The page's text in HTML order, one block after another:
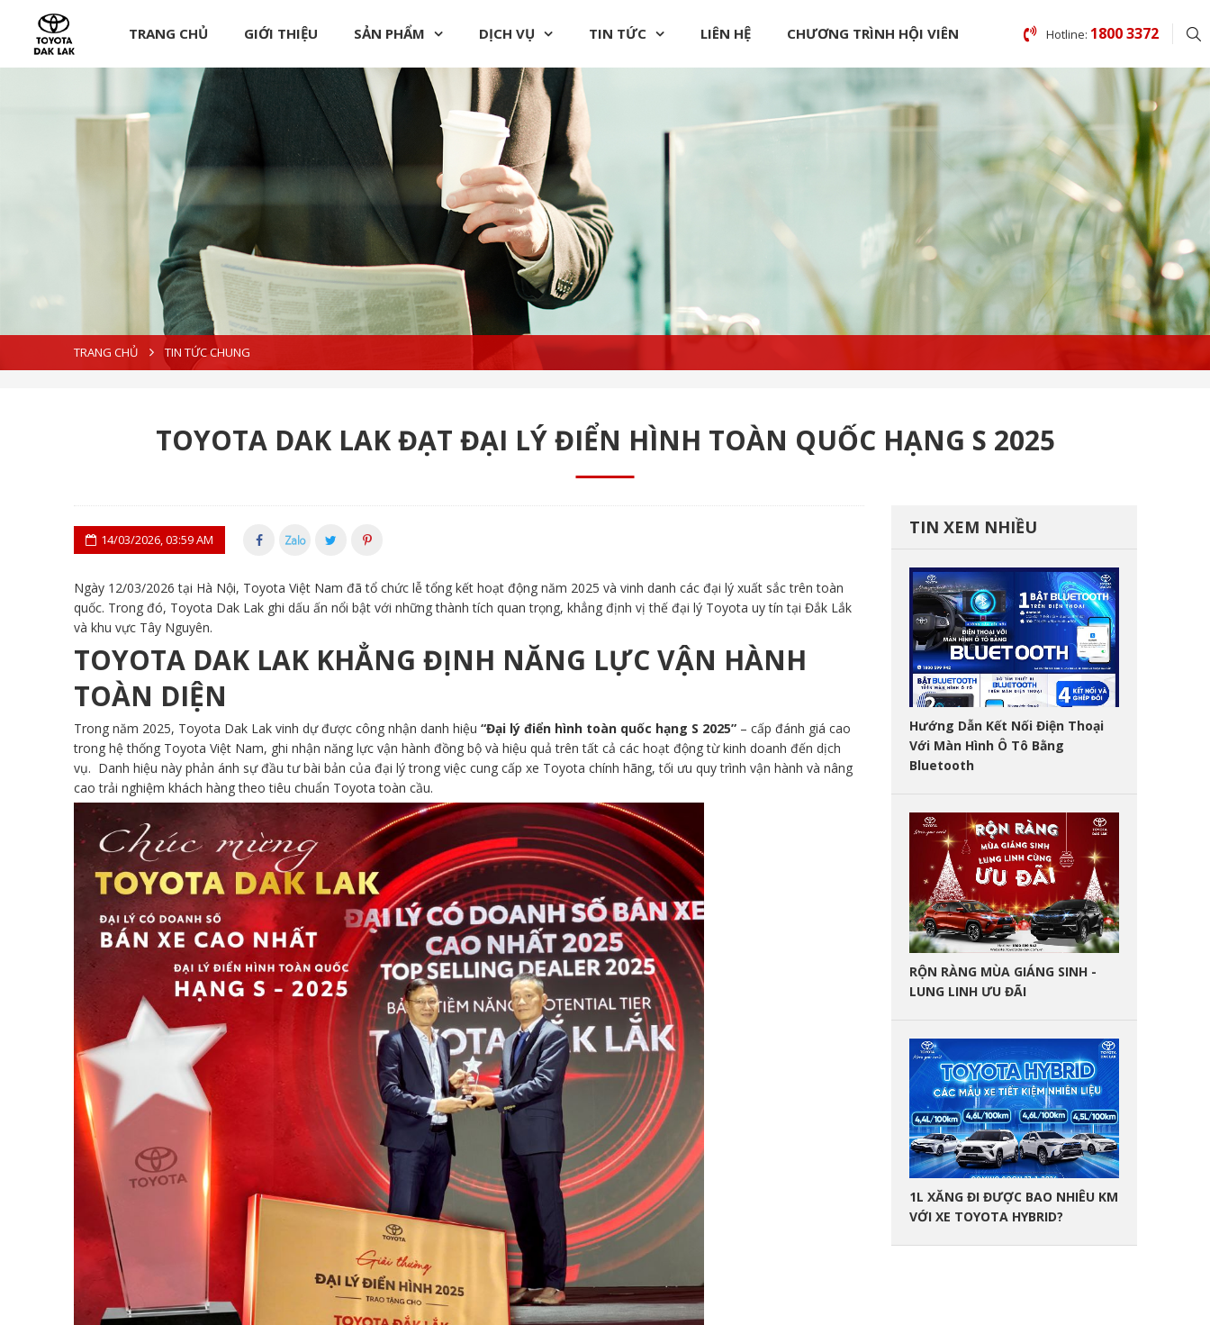
TRANG CHỦ GIỚI THIỆU SẢN PHẨM DỊCH VỤ TIN TỨC LIÊN HỆ CHƯƠNG TRÌNH HỘI VIÊN Hotline: 1800 3372
TRANG CHỦ TIN TỨC CHUNG
TOYOTA DAK LAK ĐẠT ĐẠI LÝ ĐIỂN HÌNH TOÀN QUỐC HẠNG S 2025
14/03/2026, 03:59 AM
Ngày 12/03/2026 tại Hà Nội, Toyota Việt Nam đã tổ chức lễ tổng kết hoạt động năm 2025 và vinh danh các đại lý xuất sắc trên toàn
quốc. Trong đó, Toyota Dak Lak ghi dấu ấn nổi bật với những thành tích quan trọng, khẳng định vị thế đại lý Toyota uy tín tại Đắk Lắk
và khu vực Tây Nguyên.
TOYOTA DAK LAK KHẲNG ĐỊNH NĂNG LỰC VẬN HÀNH
TOÀN DIỆN
Trong năm 2025, Toyota Dak Lak vinh dự được công nhận danh hiệu “Đại lý điển hình toàn quốc hạng S 2025” – cấp đánh giá cao
trong hệ thống Toyota Việt Nam, ghi nhận năng lực vận hành đồng bộ và hiệu quả trên tất cả các hoạt động từ kinh doanh đến dịch
vụ. Danh hiệu này phản ánh sự đầu tư bài bản của đại lý trong việc cung cấp xe Toyota chính hãng, tối ưu quy trình vận hành và nâng
cao trải nghiệm khách hàng theo tiêu chuẩn Toyota toàn cầu.
TIN XEM NHIỀU
Hướng Dẫn Kết Nối Điện Thoại
Với Màn Hình Ô Tô Bằng
Bluetooth
RỘN RÀNG MÙA GIÁNG SINH -
LUNG LINH ƯU ĐÃI
1L XĂNG ĐI ĐƯỢC BAO NHIÊU KM
VỚI XE TOYOTA HYBRID?